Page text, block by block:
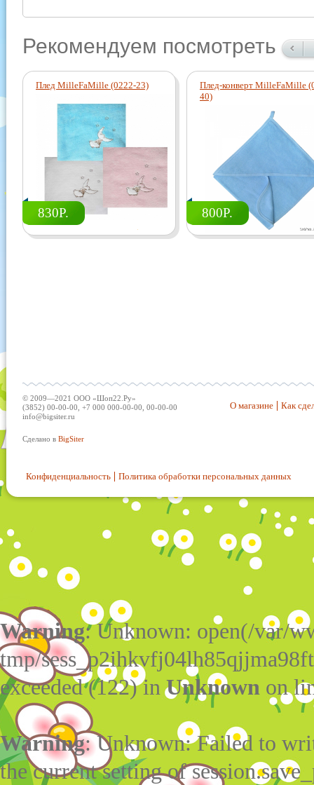
Рекомендуем посмотреть
Плед MilleFaMille (0222-23)
830Р.
Плед-конверт MilleFaMille
40)
800Р.
© 2009—2021 ООО «Шоп22.Ру»
(3852) 00-00-00, +7 000 000-00-00, 00-00-00
info@bigsiter.ru
Сделано в BigSiter
О магазине Как
Конфиденциальность Политика обработки персональных данных
Warning: Unknown: open(/var/
tmp/
exceeded (122) inUnknown on
Warning: Unknown: Failed to
the current setting of